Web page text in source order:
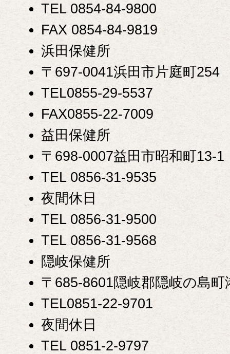
TEL 0854-84-9800
FAX 0854-84-9819
浜田保健所
〒697-0041浜田市片庭町254
TEL0855-29-5537
FAX0855-22-7009
益田保健所
〒698-0007益田市昭和町13-1
TEL 0856-31-9535
夜間休日
TEL 0856-31-9500
TEL 0856-31-9568
隠岐保健所
〒685-8601隠岐郡隠岐の島町
TEL0851-22-9701
夜間休日
TEL 0851-2-9797